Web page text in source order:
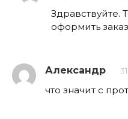
Здравствуйте.
оформить
Александр
что значит с